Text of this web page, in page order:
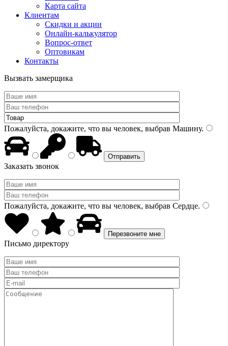
Карта сайта
Клиентам
Скидки и акции
Онлайн-калькулятор
Вопрос-ответ
Оптовикам
Контакты
Вызвать замерщика
Пожалуйста, докажите, что вы человек, выбрав Машину.
Заказать звонок
Пожалуйста, докажите, что вы человек, выбрав Сердце.
Письмо директору